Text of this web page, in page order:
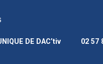
UNIQUE DE DAC’tiv 02 57